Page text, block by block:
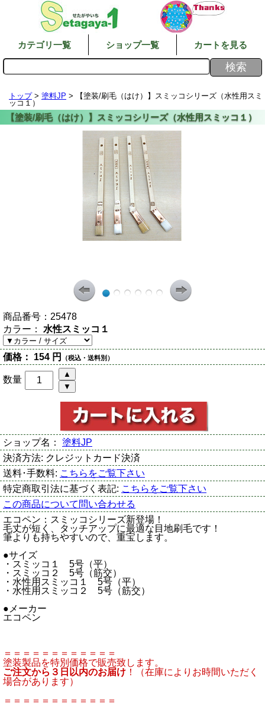
カテゴリ一覧 ショップ一覧 カートを見る
トップ> 塗料JP > 【塗装/刷毛（はけ）】スミッコシリーズ（水性用スミ
ッコ１）
商品番号： 25478
カラー： 水性スミッコ１
価格： 154 円 （税込・送料別）
数量
ショップ名： 塗料JP
決済方法: クレジットカード決済
送料･手数料: こちらをご覧下さい
特定商取引法に基づく表記: こちらをご覧下さい
この商品について問い合わせる
エコペン：スミッコシリーズ新登場！
毛丈が短く、タッチアップに最適な目地刷毛です！
筆よりも持ちやすいので、重宝します。
●サイズ
・スミッコ１ 5号（平）
・スミッコ２ 5号（筋交）
・水性用スミッコ１ 5号（平）
・水性用スミッコ２ 5号（筋交）
●メーカー
エコペン
＝＝＝＝＝＝＝＝＝＝＝＝
塗装製品を特別価格で販売致します。
ご注文から３日以内のお届け ！（在庫によりお時間いただく
場合があります）
＝＝＝＝＝＝＝＝＝＝＝＝